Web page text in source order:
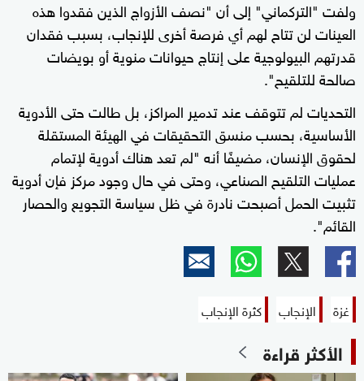
ولفت "التركماني" إلى أن "نصف الأزواج الذين فقدوا هذه
العينات لن تتاح لهم أي فرصة أخرى للإنجاب، بسبب فقدان
قدرتهم البيولوجية على إنتاج حيوانات منوية أو بويضات
صالحة للتلقيح".
التحديات لم تتوقف عند تدمير المراكز، بل طالت حتى الأدوية
الأساسية، بحسب منسق التحقيقات في الهيئة المستقلة
لحقوق الإنسان، مضيفًا أنه "لم تعد هناك أدوية لإتمام
عمليات التلقيح الصناعي، وحتى في حال وجود مركز فإن أدوية
تثبيت الحمل أصبحت نادرة في ظل سياسة التجويع والحصار
القائم".
غزة الإنجاب كثرة الإنجاب
الأكثر قراءة